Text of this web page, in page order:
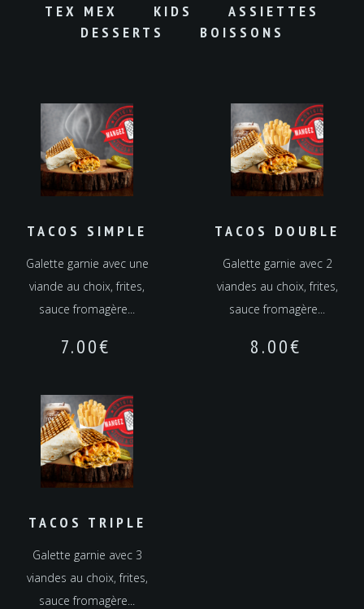
TEX MEX
KIDS
ASSIETTES
DESSERTS
BOISSONS
TACOS SIMPLE
Galette garnie avec une
viande au choix, frites,
sauce fromagère...
7.00€
TACOS DOUBLE
Galette garnie avec 2
viandes au choix, frites,
sauce fromagère...
8.00€
TACOS TRIPLE
Galette garnie avec 3
viandes au choix, frites,
sauce fromagère...